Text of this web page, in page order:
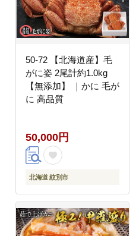
50-72 【北海道産】毛
がに姿 2尾計約1.0kg
【無添加】 ｜かに 毛が
に 高品質
50,000円
北海道 紋別市